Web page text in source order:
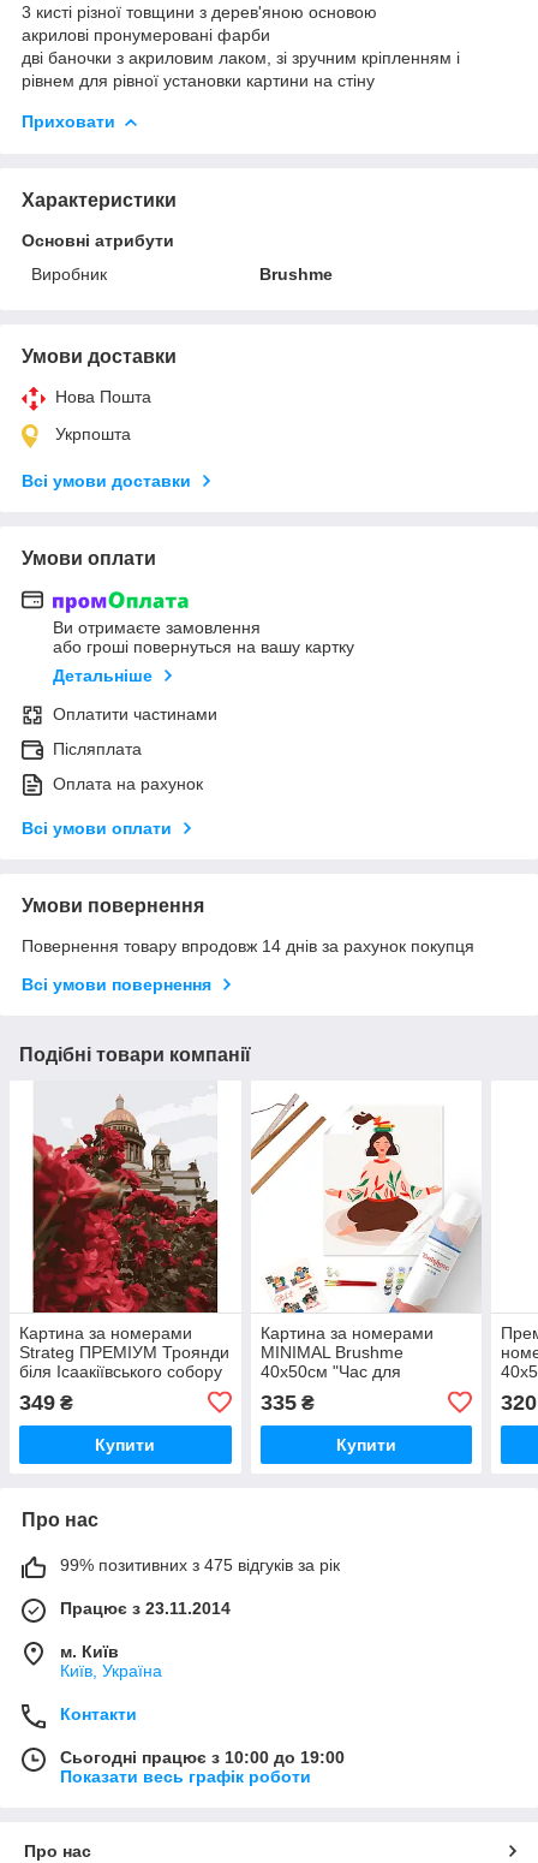
3 кисті різної товщини з дерев'яною основою
акрилові пронумеровані фарби
дві баночки з акриловим лаком, зі зручним кріпленням і
рівнем для рівної установки картини на стіну
Приховати
Характеристики
Основні атрибути
Виробник
Brushme
Умови доставки
Нова Пошта
Укрпошта
Всі умови доставки
Умови оплати
Ви отримаєте замовлення
або гроші повернуться на вашу картку
Детальніше
Оплатити частинами
Післяплата
Оплата на рахунок
Всі умови оплати
Умови повернення
Повернення товару впродовж 14 днів за рахунок покупця
Всі умови повернення
Подібні товари компанії
Картина за номерами
Strateg ПРЕМІУМ Троянди
біля Ісаакіївського собору
з лаком розміром 40х50
см (GS1241)
349 ₴
Купити
Картина за номерами
MINIMAL Brushme
40x50см "Час для
335₴
Купити
320
Про нас
99% позитивних з 475 відгуків за рік
Працює з 23.11.2014
м. Київ
Київ, Україна
Контакти
Сьогодні працює з 10:00 до 19:00
Показати весь графік роботи
Про нас